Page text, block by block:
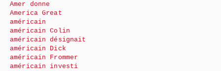
Amer donne
America Great
américain
américain Colin
américain désignait
américain Dick
américain Frommer
américain investi